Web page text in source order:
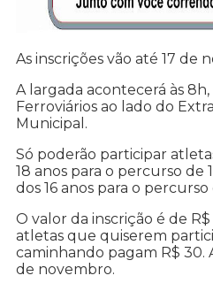
As inscrições vão até 17 de
A largada acontecerá às
Ferroviários ao lado do
Municipal.
Só poderão participar
18 anos para o percurso
dos 16 anos para o
O valor da inscrição é de
atletas que quiserem
caminhando pagam R$ 30.
de novembro.